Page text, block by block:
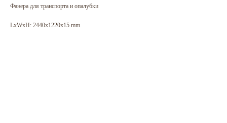
Фанера для транспорта и опалубки
LxWxH: 2440x1220x15 mm